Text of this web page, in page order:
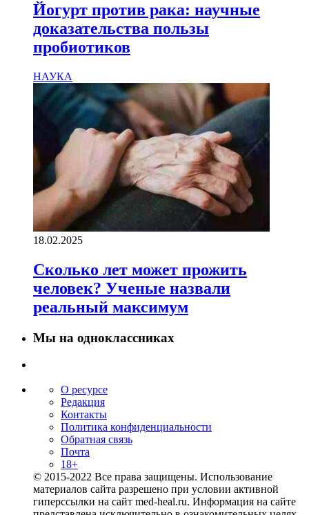
Йогурт против рака: научные
доказательства пользы
пробиотиков
НАУКА
18.02.2025
Сколько лет может прожить
человек? Ученые назвали
реальный максимум
Мы на одноклассниках
О ресурсе
Редакция
Контакты
Политика конфиденциальности
Обратная связь
Почта
18+
© 2015-2022 Все права защищены. Использование
материалов сайта разрешено при условии активной
гиперссылки на сайт med-heal.ru. Информация на сайте